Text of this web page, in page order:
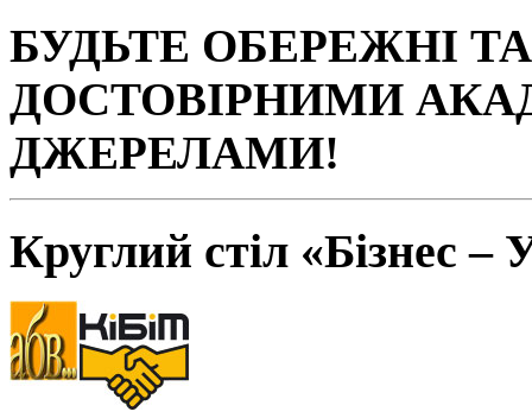
БУДЬТЕ ОБЕРЕЖНІ
ДОСТОВІРНИМИ
ДЖЕРЕЛАМИ!
Круглий стіл «Бізнес –